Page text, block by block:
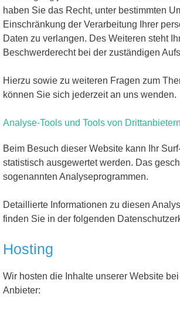
haben Sie das Recht, unter bestimmten
Einschränkung der Verarbeitung Ihrer
Daten zu verlangen. Des Weiteren steht
Beschwerderecht bei der zuständigen
Hierzu sowie zu weiteren Fragen zum
können Sie sich jederzeit an uns wenden.
Analyse-Tools und Tools von Drittanbietern
Beim Besuch dieser Website kann Ihr
statistisch ausgewertet werden. Das
sogenannten Analyseprogrammen.
Detaillierte Informationen zu diesen
finden Sie in der folgenden
Hosting
Wir hosten die Inhalte unserer Website
Anbieter: